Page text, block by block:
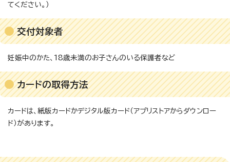
てください。）
交付対象者
妊娠中のかた、18歳未満のお子さんのいる保護者など
カードの取得方法
カードは、紙版カードかデジタル版カード（アプリストアからダウンロー
ド）があります。